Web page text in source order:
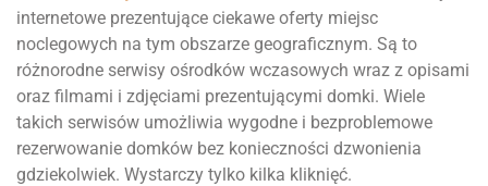
internetowe prezentujące ciekawe oferty miejsc
noclegowych na tym obszarze geograficznym. Są to
różnorodne serwisy ośrodków wczasowych wraz z opisami
oraz filmami i zdjęciami prezentującymi domki. Wiele
takich serwisów umożliwia wygodne i bezproblemowe
rezerwowanie domków bez konieczności dzwonienia
gdziekolwiek. Wystarczy tylko kilka kliknięć.